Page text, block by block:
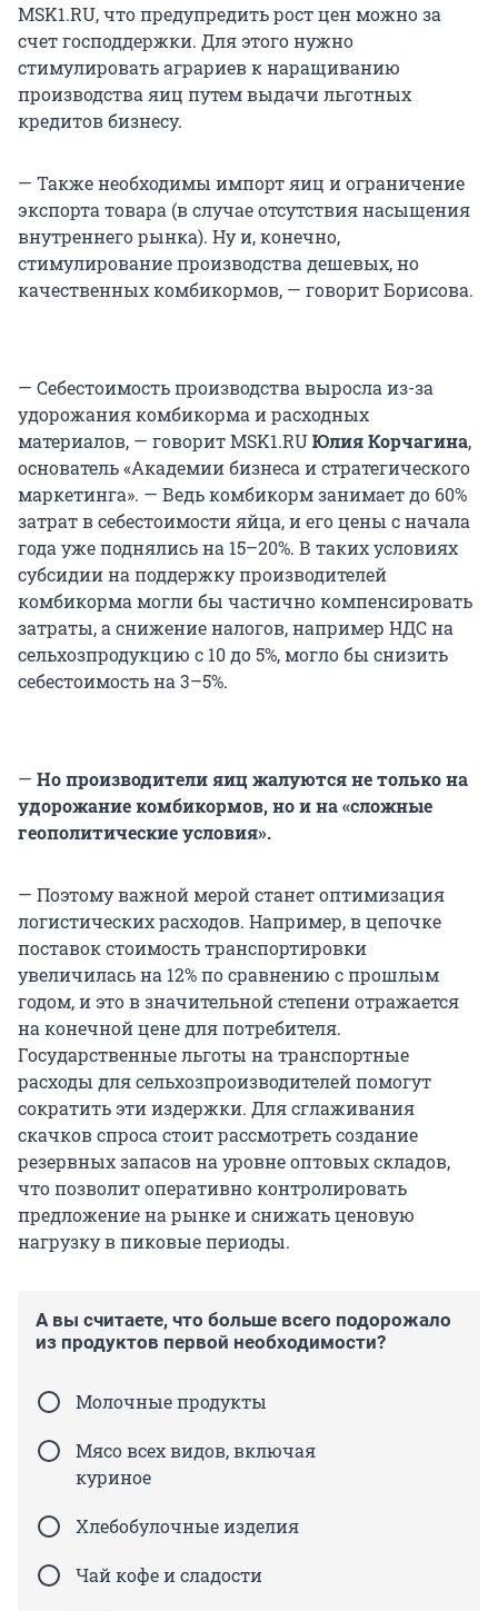
MSK1.RU, что предупредить рост цен можно за
счет господдержки. Для этого нужно
стимулировать аграриев к наращиванию
производства яиц путем выдачи льготных
кредитов бизнесу.
— Также необходимы импорт яиц и ограничение
экспорта товара (в случае отсутствия насыщения
внутреннего рынка). Ну и, конечно,
стимулирование производства дешевых, но
качественных комбикормов, — говорит Борисова.
— Себестоимость производства выросла из-за
удорожания комбикорма и расходных
материалов, — говорит MSK1.RUЮлия Корчагина,
основатель «Академии бизнеса и стратегического
маркетинга». — Ведь комбикорм занимает до 60%
затрат в себестоимости яйца, и его цены с начала
года уже поднялись на 15–20%. В таких условиях
субсидии на поддержку производителей
комбикорма могли бы частично компенсировать
затраты, а снижение налогов, например НДС на
сельхозпродукцию с 10 до 5%, могло бы снизить
себестоимость на 3–5%.
— Но производители яиц жалуются не только на
удорожание комбикормов, но и на «сложные
геополитические условия».
— Поэтому важной мерой станет оптимизация
логистических расходов. Например, в цепочке
поставок стоимость транспортировки
увеличилась на 12% по сравнению с прошлым
годом, и это в значительной степени отражается
на конечной цене для потребителя.
Государственные льготы на транспортные
расходы для сельхозпроизводителей помогут
сократить эти издержки. Для сглаживания
скачков спроса стоит рассмотреть создание
резервных запасов на уровне оптовых складов,
что позволит оперативно контролировать
предложение на рынке и снижать ценовую
нагрузку в пиковые периоды.
А вы считаете, что больше всего подорожало
из продуктов первой необходимости?
Молочные продукты
Мясо всех видов, включая
куриное
Хлебобулочные изделия
Чай кофе и сладости